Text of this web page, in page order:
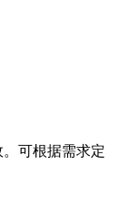
可根据需求定